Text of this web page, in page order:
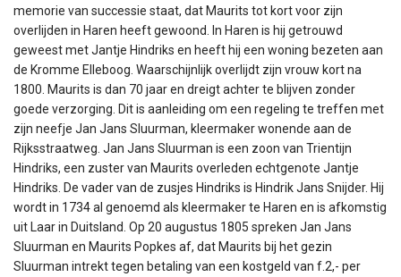
memorie van successie staat, dat Maurits tot kort voor zijn
overlijden in Haren heeft gewoond. In Haren is hij getrouwd
geweest met Jantje Hindriks en heeft hij een woning bezeten aan
de Kromme Elleboog. Waarschijnlijk overlijdt zijn vrouw kort na
1800. Maurits is dan 70 jaar en dreigt achter te blijven zonder
goede verzorging. Dit is aanleiding om een regeling te treffen met
zijn neefje Jan Jans Sluurman, kleermaker wonende aan de
Rijksstraatweg. Jan Jans Sluurman is een zoon van Trientijn
Hindriks, een zuster van Maurits overleden echtgenote Jantje
Hindriks. De vader van de zusjes Hindriks is Hindrik Jans Snijder. Hij
wordt in 1734 al genoemd als kleermaker te Haren en is afkomstig
uit Laar in Duitsland. Op 20 augustus 1805 spreken Jan Jans
Sluurman en Maurits Popkes af, dat Maurits bij het gezin
Sluurman intrekt tegen betaling van een kostgeld van f.2,- per